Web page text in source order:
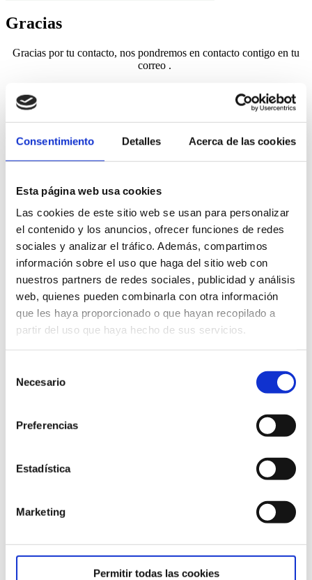
Consentimiento Detalles Acerca de las cookies
Esta página web usa cookies
Las cookies de este sitio web se usan para personalizar
el contenido y los anuncios, ofrecer funciones de redes
sociales y analizar el tráfico. Además, compartimos
información sobre el uso que haga del sitio web con
nuestros partners de redes sociales, publicidad y análisis
web, quienes pueden combinarla con otra información
que les haya proporcionado o que hayan recopilado a
partir del uso que haya hecho de sus servicios.
Necesario
Preferencias
Estadística
Marketing
Permitir todas las cookies
Gracias
Gracias por tu contacto, nos pondremos en contacto contigo en tu
correo .
Ven a conocernos
Descubre nuestro proyecto educativo de la mano
de nuestro personal docente.